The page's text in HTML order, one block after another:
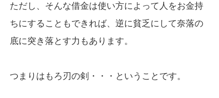
ただし、そんな借金は使い方によって人をお金持
ちにすることもできれば、逆に貧乏にして奈落の
底に突き落とす力もあります。
つまりはもろ刃の剣・・・ということです。